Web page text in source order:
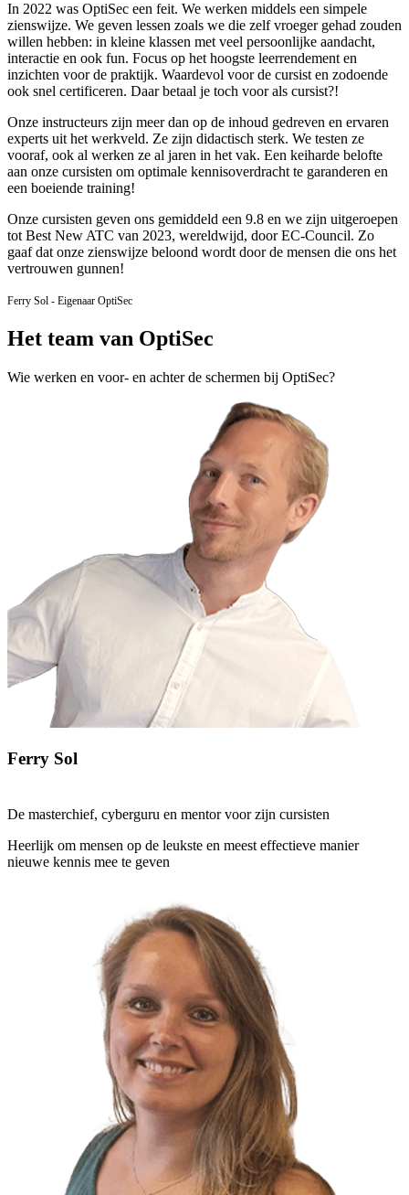
In 2022 was OptiSec een feit. We werken middels een simpele
zienswijze. We geven lessen zoals we die zelf vroeger gehad zouden
willen hebben: in kleine klassen met veel persoonlijke aandacht,
interactie en ook fun. Focus op het hoogste leerrendement en
inzichten voor de praktijk. Waardevol voor de cursist en zodoende
ook snel certificeren. Daar betaal je toch voor als cursist?!
Onze instructeurs zijn meer dan op de inhoud gedreven en ervaren
experts uit het werkveld. Ze zijn didactisch sterk. We testen ze
vooraf, ook al werken ze al jaren in het vak. Een keiharde belofte
aan onze cursisten om optimale kennisoverdracht te garanderen en
een boeiende training!
Onze cursisten geven ons gemiddeld een 9.8 en we zijn uitgeroepen
tot Best New ATC van 2023, wereldwijd, door EC-Council. Zo
gaaf dat onze zienswijze beloond wordt door de mensen die ons het
vertrouwen gunnen!
Ferry Sol - Eigenaar OptiSec
Het team van OptiSec
Wie werken en voor- en achter de schermen bij OptiSec?
Ferry Sol
De masterchief, cyberguru en mentor voor zijn cursisten
Heerlijk om mensen op de leukste en meest effectieve manier
nieuwe kennis mee te geven